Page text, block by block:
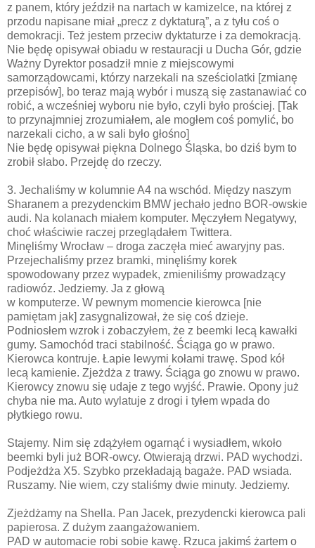
z panem, który jeździł na nartach w kamizelce, na której z
przodu napisane miał „precz z dyktaturą”, a z tyłu coś o
demokracji. Też jestem przeciw dyktaturze i za demokracją.
Nie będę opisywał obiadu w restauracji u Ducha Gór, gdzie
Ważny Dyrektor posadził mnie z miejscowymi
samorządowcami, którzy narzekali na sześciolatki [zmianę
przepisów], bo teraz mają wybór i muszą się zastanawiać co
robić, a wcześniej wyboru nie było, czyli było prościej. [Tak
to przynajmniej zrozumiałem, ale mogłem coś pomylić, bo
narzekali cicho, a w sali było głośno]
Nie będę opisywał piękna Dolnego Śląska, bo dziś bym to
zrobił słabo. Przejdę do rzeczy.
3. Jechaliśmy w kolumnie A4 na wschód. Między naszym
Sharanem a prezydenckim BMW jechało jedno BOR-owskie
audi. Na kolanach miałem komputer. Męczyłem Negatywy,
choć właściwie raczej przeglądałem Twittera.
Minęliśmy Wrocław – droga zaczęła mieć awaryjny pas.
Przejechaliśmy przez bramki, minęliśmy korek
spowodowany przez wypadek, zmieniliśmy prowadzący
radiowóz. Jedziemy. Ja z głową
w komputerze. W pewnym momencie kierowca [nie
pamiętam jak] zasygnalizował, że się coś dzieje.
Podniosłem wzrok i zobaczyłem, że z beemki lecą kawałki
gumy. Samochód traci stabilność. Ściąga go w prawo.
Kierowca kontruje. Łapie lewymi kołami trawę. Spod kół
lecą kamienie. Zjeżdża z trawy. Ściąga go znowu w prawo.
Kierowcy znowu się udaje z tego wyjść. Prawie. Opony już
chyba nie ma. Auto wylatuje z drogi i tyłem wpada do
płytkiego rowu.
Stajemy. Nim się zdążyłem ogarnąć i wysiadłem, wkoło
beemki byli już BOR-owcy. Otwierają drzwi. PAD wychodzi.
Podjeżdża X5. Szybko przekładają bagaże. PAD wsiada.
Ruszamy. Nie wiem, czy staliśmy dwie minuty. Jedziemy.
Zjeżdżamy na Shella. Pan Jacek, prezydencki kierowca pali
papierosa. Z dużym zaangażowaniem.
PAD w automacie robi sobie kawę. Rzuca jakimś żartem o